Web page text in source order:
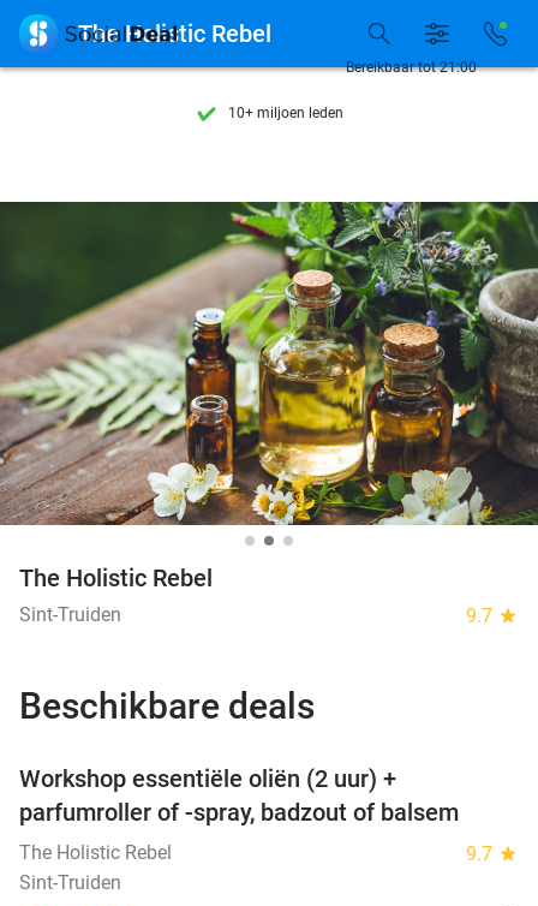
7 dagen per week beschikbaar
10+ miljoen leden
7 dagen per week beschikbaar
10+ miljoen leden
Bereikbaar tot 21:00
 The Holistic Rebel
The Holistic Rebel
Sint-Truiden 9.7 star
Beschikbare deals
Workshop essentiële oliën (2 uur) +
parfumroller of -spray, badzout of balsem
The Holistic Rebel 9.7 star
Sint-Truiden